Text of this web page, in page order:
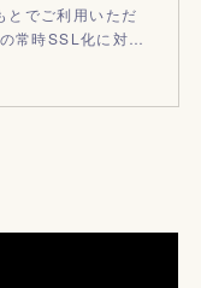
でご利用いただ
常時SSL化に対…